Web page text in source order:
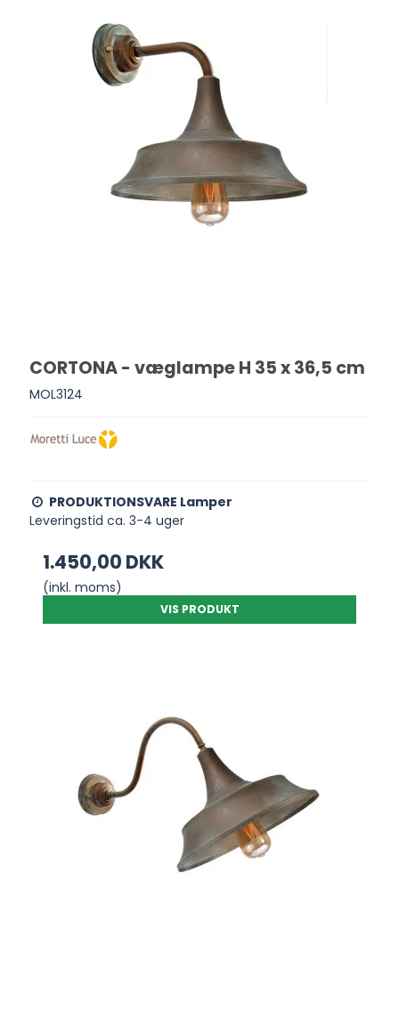
CORTONA - væglampe H 35 x 36,5 cm
MOL3124
PRODUKTIONSVARE Lamper
Leveringstid ca. 3-4 uger
1.450,00 DKK
(inkl. moms)
VIS PRODUKT